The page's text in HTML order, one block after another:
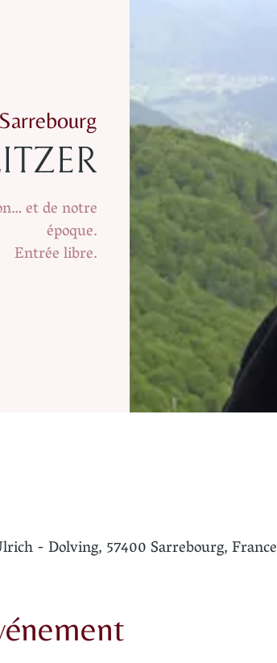
Sarrebourg
et de notre
époque.
Entrée libre.
- Dolving, 57400 Sarrebourg, France